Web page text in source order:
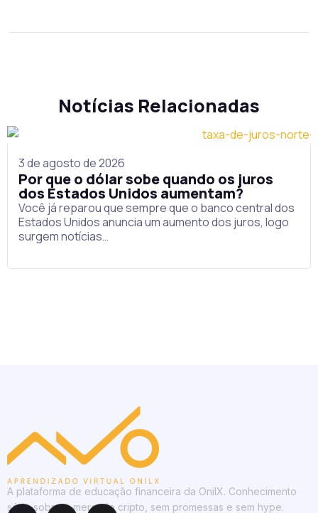
Notícias Relacionadas
3 de agosto de 2026
Por que o dólar sobe quando os juros
dos Estados Unidos aumentam?
Você já reparou que sempre que o banco central dos
Estados Unidos anuncia um aumento dos juros, logo
surgem notícias…
A plataforma de educação financeira da OnilX. Conhecimento
sério sobre o mercado cripto, sem promessas e sem hype.